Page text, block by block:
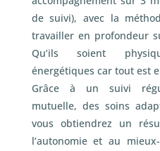
de suivi), avec la
travailler en profondeur
Qu’ils soient
énergétiques car tout est
Grâce à un suivi
mutuelle, des soins
vous obtiendrez un
l’autonomie et au